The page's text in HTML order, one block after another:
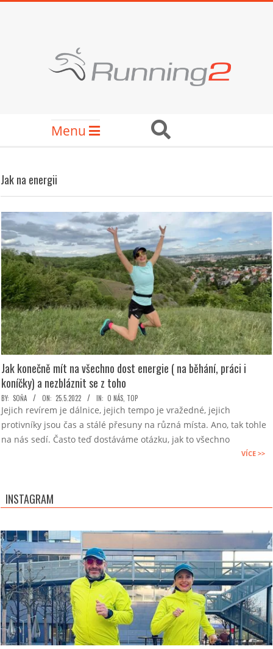
Secondary
Navigation
Menu Search
Jak na energii
Jak konečně mít na všechno dost energie ( na běhání, práci i
koníčky) a nezbláznit se z toho
2022-
05-
25
BY: SOŇA ON: 25.5.2022 IN: O NÁS TOP
Jejich revírem je dálnice, jejich tempo je vražedné, jejich
protivníky jsou čas a stálé přesuny na různá místa. Ano, tak tohle
na nás sedí. Často teď dostáváme otázku, jak to všechno
VÍCE >>
INSTAGRAM